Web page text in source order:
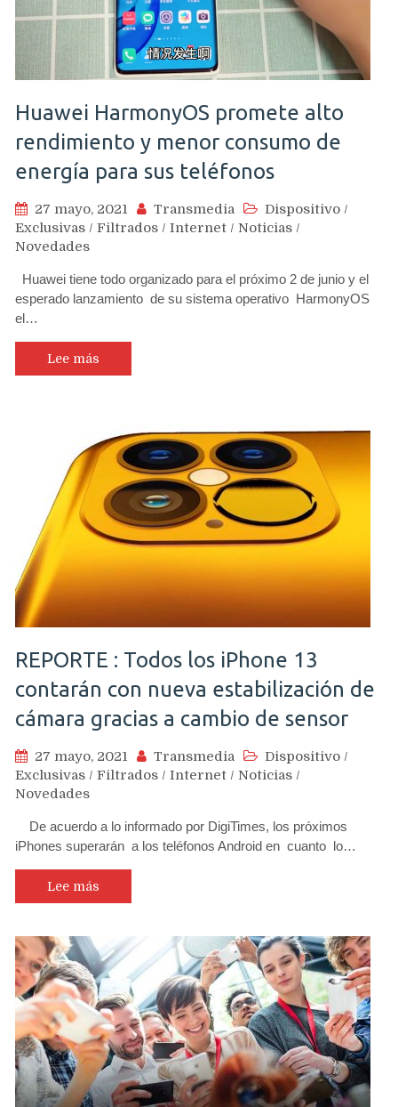
Huawei HarmonyOS promete alto
rendimiento y menor consumo de
energía para sus teléfonos
27 mayo, 2021 Transmedia Dispositivo /
Exclusivas / Filtrados / Internet / Noticias /
Novedades
Huawei tiene todo organizado para el próximo 2 de junio y el
esperado lanzamiento de su sistema operativo HarmonyOS
el…
Lee más
REPORTE : Todos los iPhone 13
contarán con nueva estabilización de
cámara gracias a cambio de sensor
27 mayo, 2021 Transmedia Dispositivo /
Exclusivas / Filtrados / Internet / Noticias /
Novedades
De acuerdo a lo informado por DigiTimes, los próximos
iPhones superarán a los teléfonos Android en cuanto lo…
Lee más